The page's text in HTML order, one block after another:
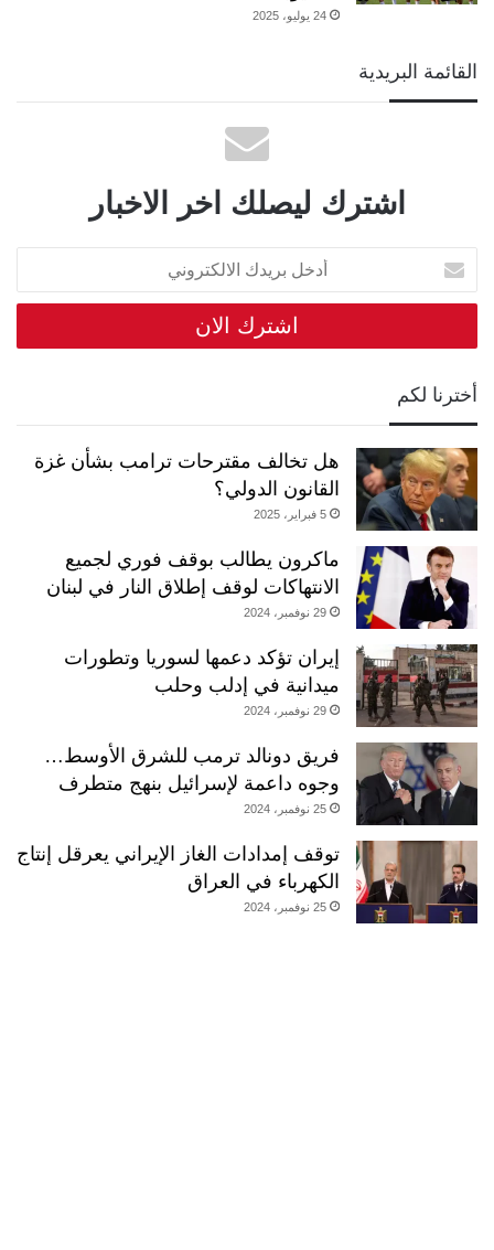
24 يوليو، 2025
القائمة البريدية
اشترك ليصلك اخر الاخبار
أدخل
بريدك
الالكتروني
أخترنا لكم
هل تخالف مقترحات ترامب بشأن غزة
القانون الدولي؟
5 فبراير، 2025
ماكرون يطالب بوقف فوري لجميع
الانتهاكات لوقف إطلاق النار في لبنان
29 نوفمبر، 2024
إيران تؤكد دعمها لسوريا وتطورات
ميدانية في إدلب وحلب
29 نوفمبر، 2024
فريق دونالد ترمب للشرق الأوسط…
وجوه داعمة لإسرائيل بنهج متطرف
25 نوفمبر، 2024
توقف إمدادات الغاز الإيراني يعرقل إنتاج
الكهرباء في العراق
25 نوفمبر، 2024